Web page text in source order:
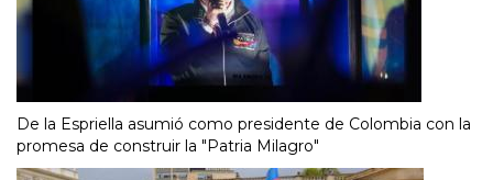
De la Espriella asumió como presidente de Colombia con la
promesa de construir la "Patria Milagro"